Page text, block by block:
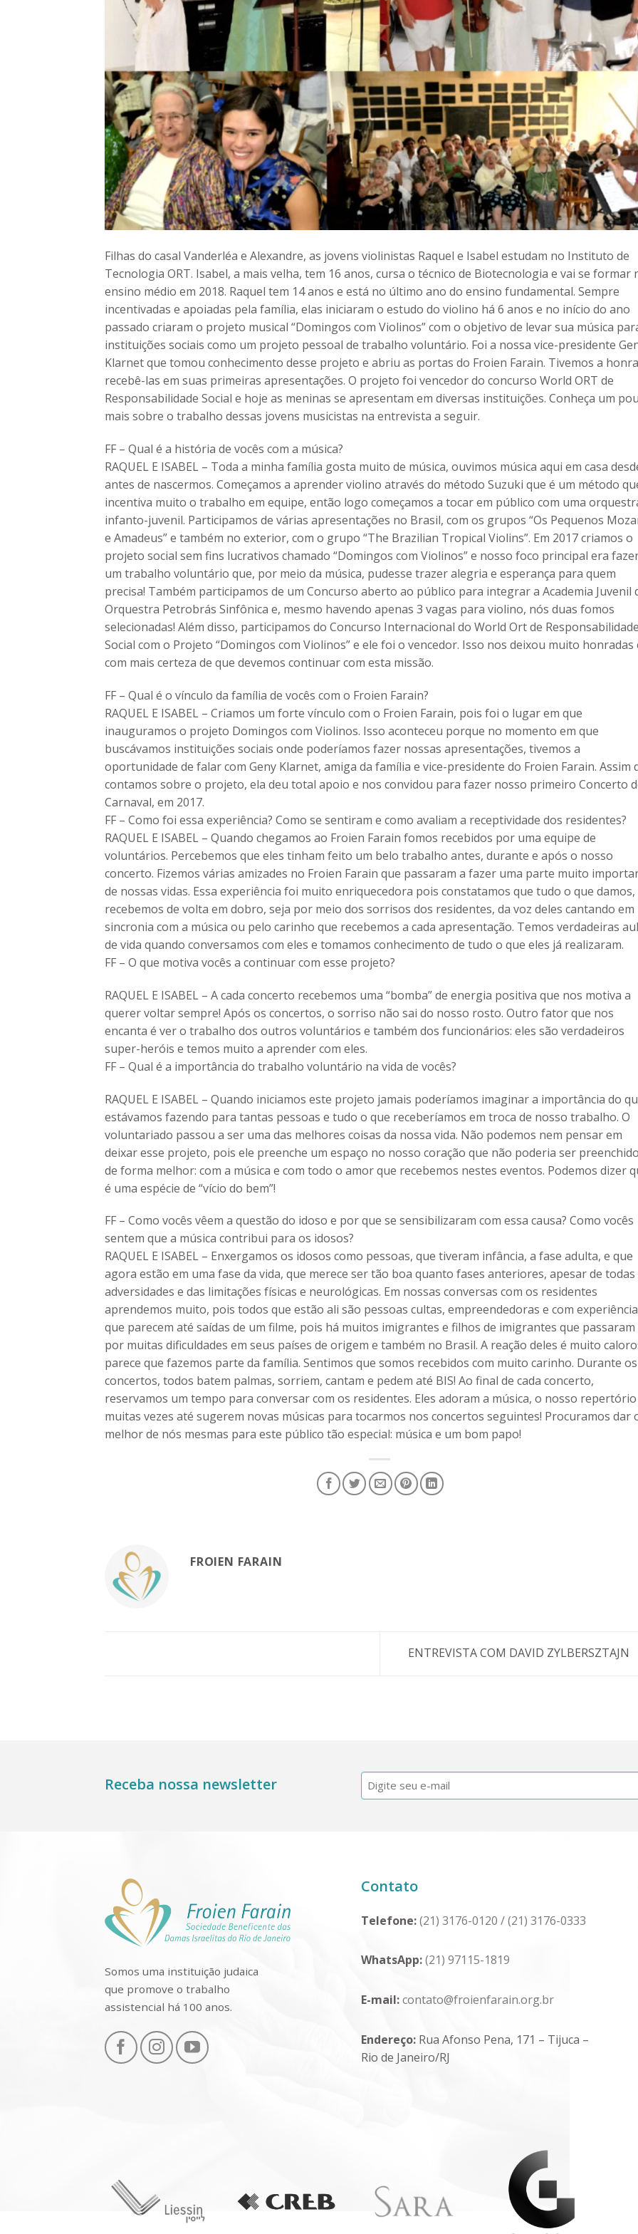
Filhas do casal Vanderléa e Alexandre, as jovens violinistas Raquel e Isabel estudam no Instituto de
Tecnologia ORT. Isabel, a mais velha, tem 16 anos, cursa o técnico de Biotecnologia e vai se formar
ensino médio em 2018. Raquel tem 14 anos e está no último ano do ensino fundamental. Sempre
incentivadas e apoiadas pela família, elas iniciaram o estudo do violino há 6 anos e no início do ano
passado criaram o projeto musical “Domingos com Violinos” com o objetivo de levar sua música
instituições sociais como um projeto pessoal de trabalho voluntário. Foi a nossa vice-presidente
Klarnet que tomou conhecimento desse projeto e abriu as portas do Froien Farain. Tivemos a
recebê-las em suas primeiras apresentações. O projeto foi vencedor do concurso World ORT de
Responsabilidade Social e hoje as meninas se apresentam em diversas instituições. Conheça um
mais sobre o trabalho dessas jovens musicistas na entrevista a seguir.
FF – Qual é a história de vocês com a música?
RAQUEL E ISABEL – Toda a minha família gosta muito de música, ouvimos música aqui em casa
antes de nascermos. Começamos a aprender violino através do método Suzuki que é um método
incentiva muito o trabalho em equipe, então logo começamos a tocar em público com uma
infanto-juvenil. Participamos de várias apresentações no Brasil, com os grupos “Os Pequenos
e Amadeus” e também no exterior, com o grupo “The Brazilian Tropical Violins”. Em 2017 criamos o
projeto social sem fins lucrativos chamado “Domingos com Violinos” e nosso foco principal era
um trabalho voluntário que, por meio da música, pudesse trazer alegria e esperança para quem
precisa! Também participamos de um Concurso aberto ao público para integrar a Academia Juvenil
Orquestra Petrobrás Sinfônica e, mesmo havendo apenas 3 vagas para violino, nós duas fomos
selecionadas! Além disso, participamos do Concurso Internacional do World Ort de Responsabilidade
Social com o Projeto “Domingos com Violinos” e ele foi o vencedor. Isso nos deixou muito honradas
com mais certeza de que devemos continuar com esta missão.
FF – Qual é o vínculo da família de vocês com o Froien Farain?
RAQUEL E ISABEL – Criamos um forte vínculo com o Froien Farain, pois foi o lugar em que
inauguramos o projeto Domingos com Violinos. Isso aconteceu porque no momento em que
buscávamos instituições sociais onde poderíamos fazer nossas apresentações, tivemos a
oportunidade de falar com Geny Klarnet, amiga da família e vice-presidente do Froien Farain. Assim
contamos sobre o projeto, ela deu total apoio e nos convidou para fazer nosso primeiro Concerto
Carnaval, em 2017.
FF – Como foi essa experiência? Como se sentiram e como avaliam a receptividade dos residentes?
RAQUEL E ISABEL – Quando chegamos ao Froien Farain fomos recebidos por uma equipe de
voluntários. Percebemos que eles tinham feito um belo trabalho antes, durante e após o nosso
concerto. Fizemos várias amizades no Froien Farain que passaram a fazer uma parte muito
de nossas vidas. Essa experiência foi muito enriquecedora pois constatamos que tudo o que damos,
recebemos de volta em dobro, seja por meio dos sorrisos dos residentes, da voz deles cantando em
sincronia com a música ou pelo carinho que recebemos a cada apresentação. Temos verdadeiras
de vida quando conversamos com eles e tomamos conhecimento de tudo o que eles já realizaram.
FF – O que motiva vocês a continuar com esse projeto?
RAQUEL E ISABEL – A cada concerto recebemos uma “bomba” de energia positiva que nos motiva a
querer voltar sempre! Após os concertos, o sorriso não sai do nosso rosto. Outro fator que nos
encanta é ver o trabalho dos outros voluntários e também dos funcionários: eles são verdadeiros
super-heróis e temos muito a aprender com eles.
FF – Qual é a importância do trabalho voluntário na vida de vocês?
RAQUEL E ISABEL – Quando iniciamos este projeto jamais poderíamos imaginar a importância do
estávamos fazendo para tantas pessoas e tudo o que receberíamos em troca de nosso trabalho. O
voluntariado passou a ser uma das melhores coisas da nossa vida. Não podemos nem pensar em
deixar esse projeto, pois ele preenche um espaço no nosso coração que não poderia ser preenchido
de forma melhor: com a música e com todo o amor que recebemos nestes eventos. Podemos dizer
é uma espécie de “vício do bem”!
FF – Como vocês vêem a questão do idoso e por que se sensibilizaram com essa causa? Como vocês
sentem que a música contribui para os idosos?
RAQUEL E ISABEL – Enxergamos os idosos como pessoas, que tiveram infância, a fase adulta, e que
agora estão em uma fase da vida, que merece ser tão boa quanto fases anteriores, apesar de todas
adversidades e das limitações físicas e neurológicas. Em nossas conversas com os residentes
aprendemos muito, pois todos que estão ali são pessoas cultas, empreendedoras e com
que parecem até saídas de um filme, pois há muitos imigrantes e filhos de imigrantes que passaram
por muitas dificuldades em seus países de origem e também no Brasil. A reação deles é muito
parece que fazemos parte da família. Sentimos que somos recebidos com muito carinho. Durante os
concertos, todos batem palmas, sorriem, cantam e pedem até BIS! Ao final de cada concerto,
reservamos um tempo para conversar com os residentes. Eles adoram a música, o nosso repertório
muitas vezes até sugerem novas músicas para tocarmos nos concertos seguintes! Procuramos dar
melhor de nós mesmas para este público tão especial: música e um bom papo!
FROIEN FARAIN
ENTREVISTA COM DAVID ZYLBERSZTAJN
Receba nossa newsletter
E-
mail
Somos uma instituição judaica
que promove o trabalho
assistencial há 100 anos.
Contato
Telefone:(21) 3176-0120 /(21) 3176-0333
WhatsApp:(21) 97115-1819
E-mail:contato@froienfarain.org.br
Endereço: Rua Afonso Pena, 171 – Tijuca –
Rio de Janeiro/RJ